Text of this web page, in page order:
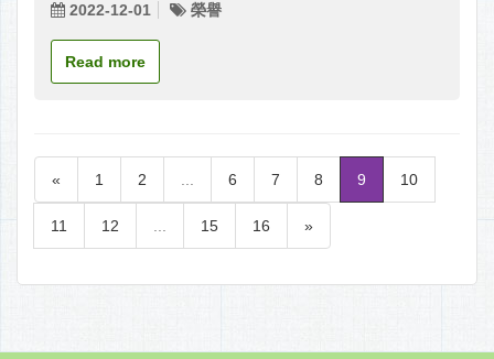
2022-12-01 榮譽
Read more
« 1 2 ... 6 7 8 9 10
11 12 ... 15 16 »